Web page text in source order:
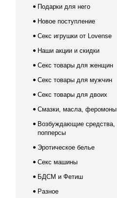
Подарки для него
Новое поступление
Секс игрушки от Lovense
Наши акции и скидки
Секс товары для женщин
Секс товары для мужчин
Секс товары для двоих
Смазки, масла, феромоны
Возбуждающие средства,
попперсы
Эротическое белье
Секс машины
БДСМ и Фетиш
Разное